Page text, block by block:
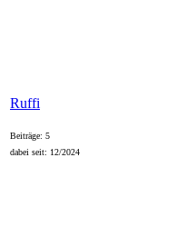
Ruffi
Beiträge: 5
dabei seit: 12/2024